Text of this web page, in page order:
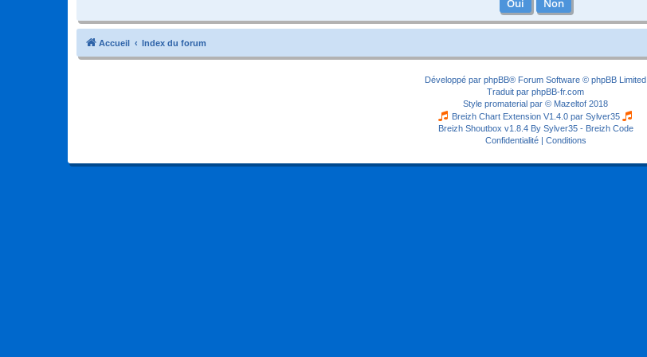
Accueil Index du forum
Développé par phpBB® Forum Software © phpBB Limited
Traduit par phpBB-fr.com
Style promaterial par © Mazeltof 2018
Breizh Chart Extension V1.4.0 par Sylver35
Breizh Shoutbox v1.8.4 By Sylver35 - Breizh Code
Confidentialité| Conditions